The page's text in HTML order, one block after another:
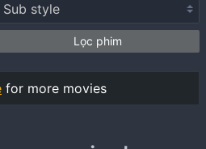
Lọc phim
for more movies